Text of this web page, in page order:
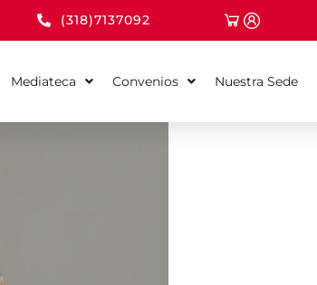
(318)7137092
Mediateca Convenios Nuestra Sede